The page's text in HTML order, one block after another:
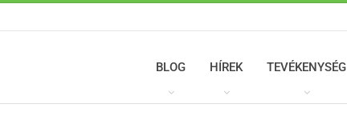
BLOG HÍREK TEVÉKENYSÉG